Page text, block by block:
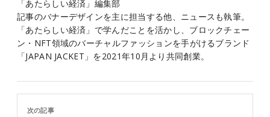
「あたらしい経済」編集部
記事のバナーデザインを主に担当する他、ニュースも執筆。
「あたらしい経済」で学んだことを活かし、ブロックチェー
ン・NFT領域のバーチャルファッションを手がけるブランド
「JAPAN JACKET」を2021年10月より共同創業。
次の記事